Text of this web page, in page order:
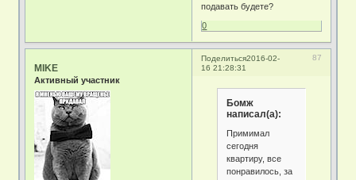
подавать будете?
0
Поделиться 87
2016-02-
16 21:28:31
MIKE
Активный участник
Бомж
написал(а):
Примимал
сегодня
квартиру, все
понравилось, за